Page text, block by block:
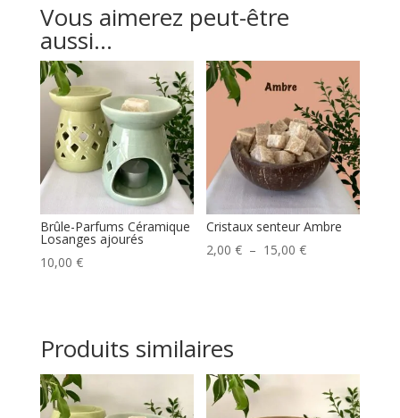
Vous aimerez peut-être
aussi…
Brûle-Parfums Céramique
Losanges ajourés
10,00 €
Cristaux senteur Ambre
2,00€ – 15,00€Plage
Produits similaires